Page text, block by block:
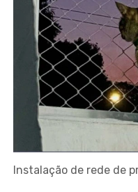
Instalação de rede de